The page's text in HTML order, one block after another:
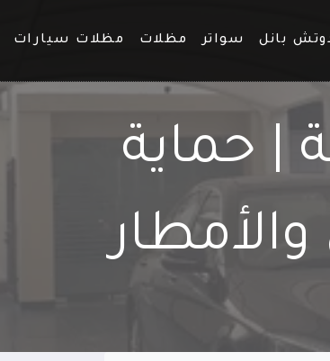
بانل سواتر مظلات مظلات سيارات
| حماية